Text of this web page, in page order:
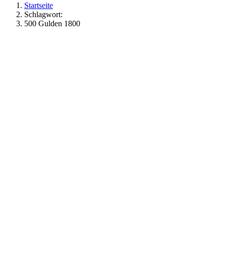
Startseite
Schlagwort:
500 Gulden 1800